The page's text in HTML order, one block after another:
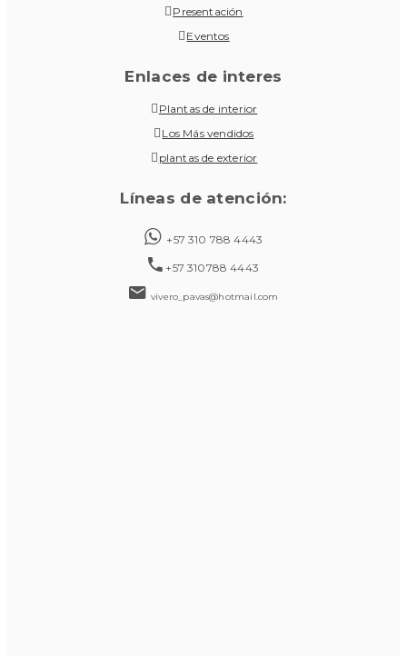
Presentación
Eventos
Enlaces de interes
Plantas de interior
Los Más vendidos
plantas de exterior
Líneas de atención:
+57 310 788 4443
+57 310788 4443
vivero_pavas@hotmail.com